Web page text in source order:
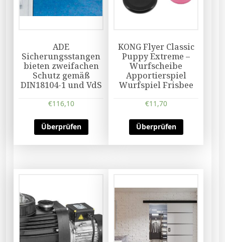
ADE
Sicherungsstangen
bieten zweifachen
Schutz gemäß
DIN18104-1 und VdS
€116,10
Überprüfen
KONG Flyer Classic
Puppy Extreme –
Wurfscheibe
Apportierspiel
Wurfspiel Frisbee
€11,70
Überprüfen